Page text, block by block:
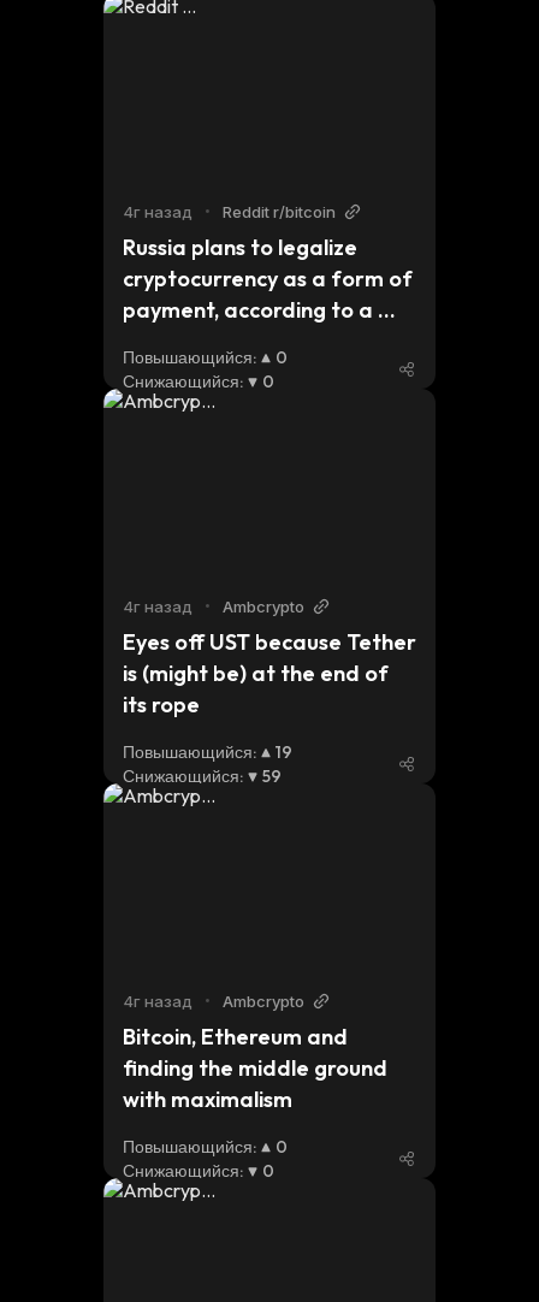
4г назад • Reddit r/bitcoin
Russia plans to legalize
cryptocurrency as a form of
payment, according to a
Повышающийся:
0
Снижающийся: 0
4г назад • Ambcrypto
Eyes off UST because Tether
is (might be) at the end of
its rope
Повышающийся:
19
Снижающийся: 59
4г назад • Ambcrypto
Bitcoin, Ethereum and
finding the middle ground
with maximalism
Повышающийся:
0
Снижающийся: 0